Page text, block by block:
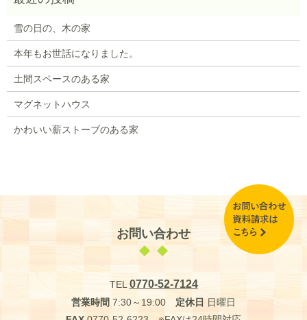
雪の日の、木の家
本年もお世話になりました。
土間スペースのある家
マグネットハウス
かわいい薪ストーブのある家
お問い合わせ
TEL0770-52-7124
営業時間 7:30～19:00 定休日 日曜日